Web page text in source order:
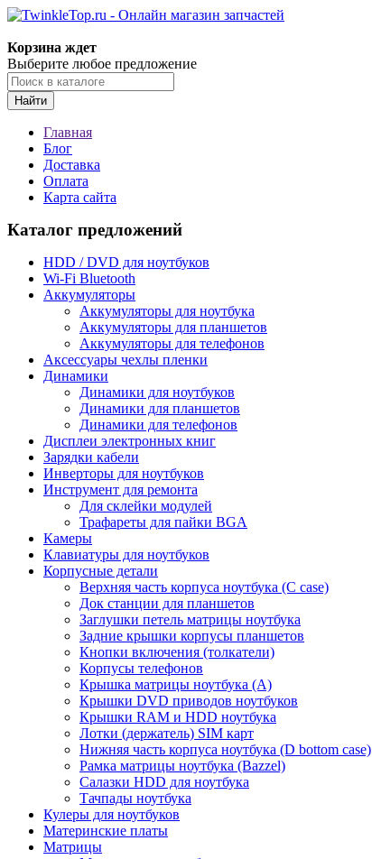
Корзина ждет
Выберите любое предложение
Найти
Главная
Блог
Доставка
Оплата
Карта сайта
Каталог предложений
HDD / DVD для ноутбуков
Wi-Fi Bluetooth
Аккумуляторы
Аккумуляторы для ноутбука
Аккумуляторы для планшетов
Аккумуляторы для телефонов
Аксессуары чехлы пленки
Динамики
Динамики для ноутбуков
Динамики для планшетов
Динамики для телефонов
Дисплеи электронных книг
Зарядки кабели
Инверторы для ноутбуков
Инструмент для ремонта
Для склейки модулей
Трафареты для пайки BGA
Камеры
Клавиатуры для ноутбуков
Корпусные детали
Верхняя часть корпуса ноутбука (С case)
Док станции для планшетов
Заглушки петель матрицы ноутбука
Задние крышки корпусы планшетов
Кнопки включения (толкатели)
Корпусы телефонов
Крышка матрицы ноутбука (A)
Крышки DVD приводов ноутбуков
Крышки RAM и HDD ноутбука
Лотки (держатель) SIM карт
Нижняя часть корпуса ноутбука (D bottom case)
Рамка матрицы ноутбука (Bazzel)
Салазки HDD для ноутбука
Тачпады ноутбука
Кулеры для ноутбуков
Материнские платы
Матрицы